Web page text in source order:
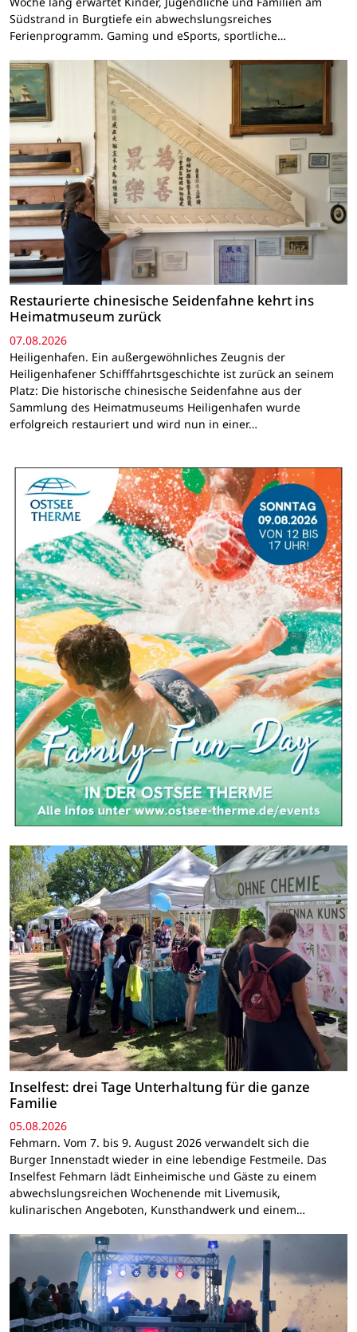
Südstrand in Burgtiefe ein abwechslungsreiches
Ferienprogramm. Gaming und eSports, sportliche…
Restaurierte chinesische Seidenfahne kehrt ins
Heimatmuseum zurück
07.08.2026
Heiligenhafen. Ein außergewöhnliches Zeugnis der
Heiligenhafener Schifffahrtsgeschichte ist zurück an seinem
Platz: Die historische chinesische Seidenfahne aus der
Sammlung des Heimatmuseums Heiligenhafen wurde
erfolgreich restauriert und wird nun in einer…
Inselfest: drei Tage Unterhaltung für die ganze
Familie
05.08.2026
Fehmarn. Vom 7. bis 9. August 2026 verwandelt sich die
Burger Innenstadt wieder in eine lebendige Festmeile. Das
Inselfest Fehmarn lädt Einheimische und Gäste zu einem
abwechslungsreichen Wochenende mit Livemusik,
kulinarischen Angeboten, Kunsthandwerk und einem…